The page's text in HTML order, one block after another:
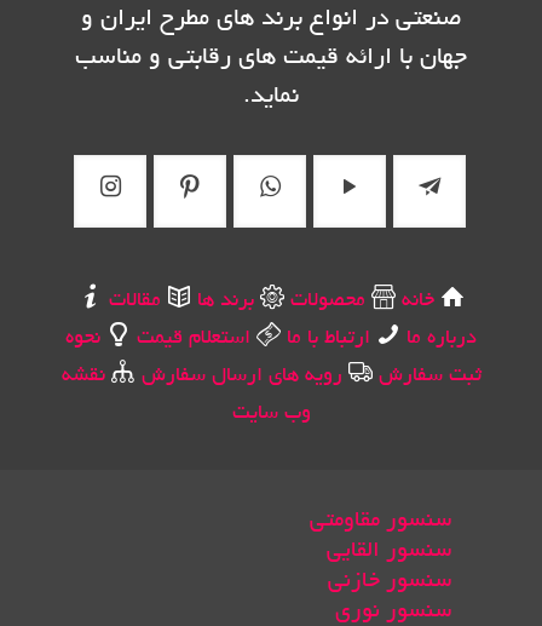
صنعتی در انواع برند های مطرح ایران و
جهان با ارائه قیمت های رقابتی و مناسب
نماید.
خانه محصولات برند ها
مقالات
درباره ما
ارتباط با ما استعلام قیمت
نحوه
ثبت سفارش
رویه های ارسال سفارش
نقشه
وب سایت
سنسور مقاومتی
سنسور القایی
سنسور خازنی
سنسور نوری